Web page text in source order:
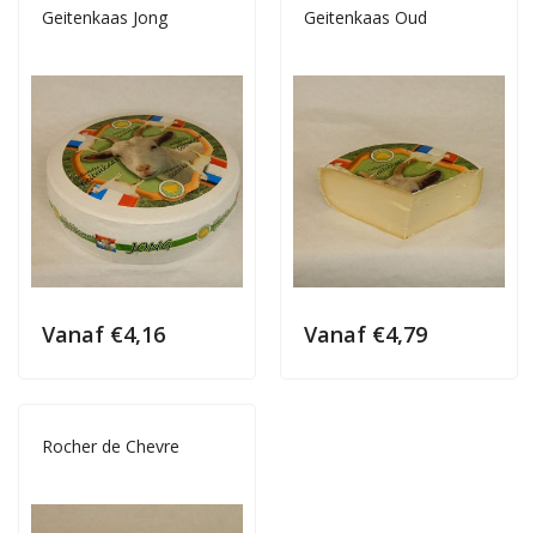
Geitenkaas Jong
Vanaf €4,16
Geitenkaas Oud
Vanaf €4,79
Rocher de Chevre